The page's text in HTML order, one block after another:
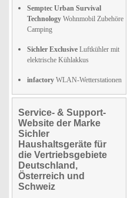
Semptec Urban Survival
Technology Wohnmobil Zubehöre
Camping
Sichler Exclusive Luftkühler mit
elektrische Kühlakkus
infactory WLAN-Wetterstationen
Service- & Support-
Website der Marke
Sichler
Haushaltsgeräte für
die Vertriebsgebiete
Deutschland,
Österreich und
Schweiz